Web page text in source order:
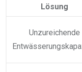
Lösung
Unzureichende